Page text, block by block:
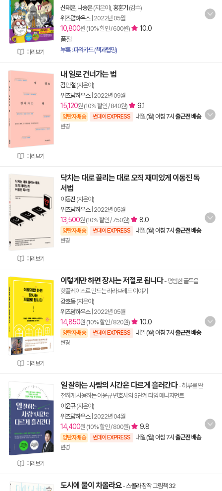
미리보기
신태훈, 나승훈(지은이), 홍훈기 (감수)
위즈덤하우스| 2022년 05월
10,800원 (10% 할인 / 600원)
10.0
품절
부록 : 파워카드 (책과랩핑)
미리보기
내 일로 건너가는 법
김민철 (지은이)
위즈덤하우스| 2022년 09월
15,120원 (10% 할인 / 840원) 9.1
양탄자배송 썬데이 EXPRESS 내일 (월) 아침 7시 출근전 배송
변경
미리보기
닥치는 대로 끌리는 대로 오직 재미있게 이동진 독
서법
이동진 (지은이)
위즈덤하우스| 2022년 05월
13,500원 (10% 할인 / 750원) 8.0
양탄자배송 썬데이 EXPRESS 내일 (월) 아침 7시 출근전 배송
변경
미리보기
이렇게만 하면 장사는 저절로 됩니다- 평범한 골목을
핫플레이스로 만드는 라라브레드 이야기
강호동(지은이)
위즈덤하우스| 2022년 05월
14,850원 (10% 할인 / 820원) 10.0
양탄자배송 썬데이 EXPRESS 내일 (월) 아침 7시 출근전 배송
변경
미리보기
일 잘하는 사람의 시간은 다르게 흘러간다- 하루를 완
전하게 사용하는 이윤규 변호사의 3단계 타임 매니지먼트
이윤규(지은이)
위즈덤하우스| 2022년 04월
14,400원 (10% 할인 / 800원) 9.8
양탄자배송 썬데이 EXPRESS 내일 (월) 아침 7시 출근전 배송
변경
도시에 물이 차올라요-스콜라 창작 그림책 32